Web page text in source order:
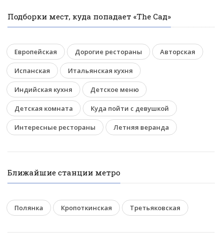
Подборки мест, куда попадает «The Сад»
Европейская Дорогие рестораны Авторская
Испанская Итальянская кухня
Индийская кухня Детское меню
Детская комната Куда пойти с девушкой
Интересные рестораны Летняя веранда
Ближайшие станции метро
Полянка Кропоткинская Третьяковская